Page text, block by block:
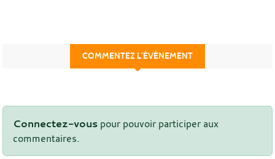
COMMENTEZ L’ÉVÈNEMENT
Connectez-vous pour pouvoir participer aux
commentaires.